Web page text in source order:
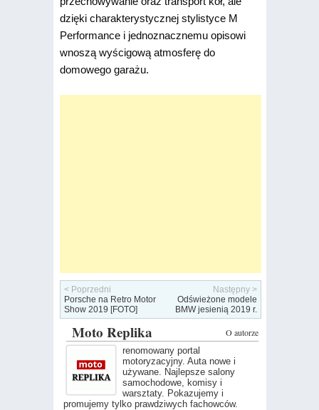
dzięki charakterystycznej stylistyce M
Performance i jednoznacznemu opisowi
wnoszą wyścigową atmosferę do
domowego garażu.
< Poprzedni
Porsche na Retro Motor
Show 2019 [FOTO]
Następny >
Odświeżone modele
BMW jesienią 2019 r.
O autorze
Moto Replika
renomowany portal
motoryzacyjny. Auta nowe i
używane. Najlepsze salony
samochodowe, komisy i
warsztaty. Pokazujemy i
promujemy tylko prawdziwych fachowców.